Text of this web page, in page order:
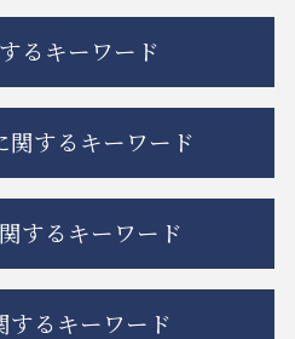
相談
るキーワード
オフ
関するキーワード
れ
するキーワード
するキーワード